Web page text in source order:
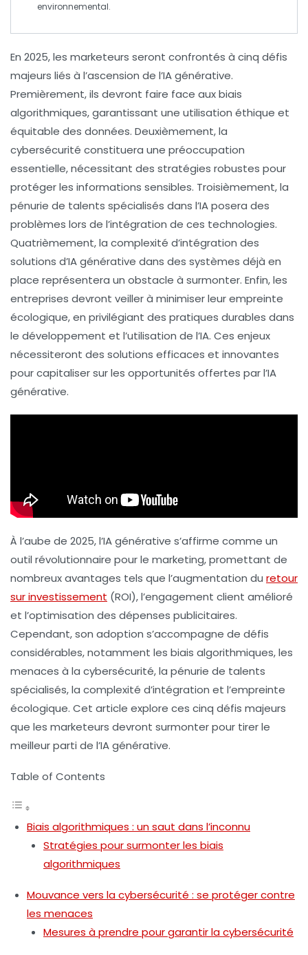
environnemental.
En 2025, les marketeurs seront confrontés à cinq défis
majeurs liés à l’ascension de l’IA générative.
Premièrement, ils devront faire face auxbiais
algorithmiques, garantissant une utilisation éthique et
équitable des données. Deuxièmement, la
cybersécurité constituera une préoccupation
essentielle, nécessitant des stratégies robustes pour
protéger les informations sensibles. Troisièmement, la
pénurie de talents spécialisés dans l’IA posera des
problèmes lors de l’intégration de ces technologies.
Quatrièmement, la complexité d’intégration des
solutions d’IA générative dans des systèmes déjà en
place représentera un obstacle à surmonter. Enfin, les
entreprises devront veiller à minimiser leurempreinte
écologique, en privilégiant des pratiques durables dans
le développement et l’utilisation de l’IA. Ces enjeux
nécessiteront des solutions efficaces et innovantes
pour capitaliser sur les opportunités offertes par l’IA
générative.
À l’aube de 2025, l’IA générative s’affirme comme un
outil révolutionnaire pour le marketing, promettant de
nombreux avantages tels que l’augmentation du retour
sur investissement (ROI), l’engagement client amélioré
et l’optimisation des dépenses publicitaires.
Cependant, son adoption s’accompagne de défis
considérables, notamment les biais algorithmiques, les
menaces à la cybersécurité, la pénurie de talents
spécialisés, la complexité d’intégration et l’empreinte
écologique. Cet article explore ces cinq défis majeurs
que les marketeurs devront surmonter pour tirer le
meilleur parti de l’IA générative.
Table of Contents
Biais algorithmiques : un saut dans l’inconnu
Stratégies pour surmonter les biais
algorithmiques
Mouvance vers la cybersécurité : se protéger contre
les menaces
Mesures à prendre pour garantir la cybersécurité